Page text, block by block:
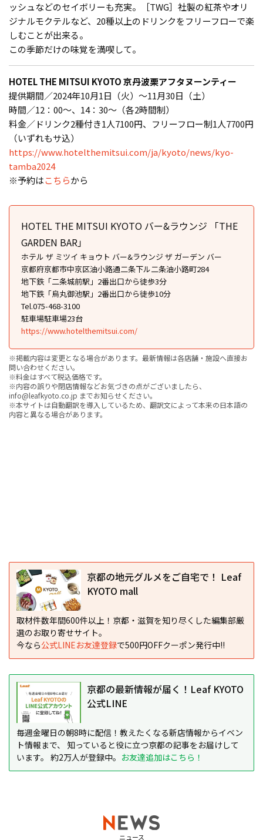
ッシュなどのセイボリーも充実。［TWG］社製の紅茶やオリ
ジナルモクテルなど、20種以上のドリンクをフリーフローで楽
しむことが出来る。
この季節だけの味覚を満喫して。
HOTEL THE MITSUI KYOTO 京丹波栗アフタヌーンティー
提供期間／2024年10月1日（火）～11月30日（土）
時間／12：00～、14：30～（各2時間制）
料金／ドリンク2種付き1人7100円、フリーフロー制1人7700円
（いずれもサ込）
https://www.hotelthemitsui.com/ja/kyoto/news/kyo-
tamba2024
※予約はこちらから
HOTEL THE MITSUI KYOTO バー&ラウンジ 「THE
GARDEN BAR」
ホテル ザ ミツイ キョウト バー&ラウンジ ザ ガーデン バー
京都府京都市中京区油小路通二条下ル二条油小路町284
地下鉄「二条城前駅」2番出口から徒歩3分
地下鉄「烏丸御池駅」2番出口から徒歩10分
Tel.075-468-3100
駐車場駐車場23台
https://www.hotelthemitsui.com/
※掲載内容は変更となる場合があります。最新情報は各店舗・施設へ直接お
問い合わせください。
※料金はすべて税込価格です。
※内容の誤りや閉店情報などお気づきの点がございましたら、
info@leafkyoto.co.jp までお知らせください。
※本サイトは自動翻訳を導入しているため、翻訳文によって本来の日本語の
内容と異なる場合があります。
京都の地元グルメをご自宅で！ Leaf
KYOTO mall
取材件数年間600件以上！京都・滋賀を知り尽くした編集部厳
選のお取り寄せサイト。
今なら公式LINEお友達登録で500円OFFクーポン発行中!!
京都の最新情報が届く！Leaf KYOTO
公式LINE
毎週金曜日の朝8時に配信！教えたくなる新店情報からイベン
ト情報まで、 知っていると役に立つ京都の記事をお届けして
います。 約2万人が登録中。 お友達追加はこちら！
ニュース